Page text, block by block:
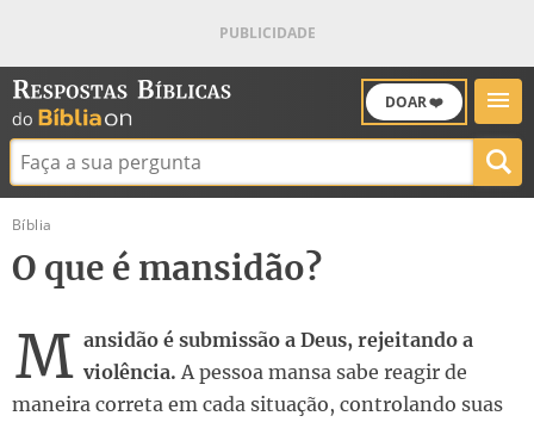
DOAR ❤️
Buscar:
Bíblia
O que é mansidão?
M ansidão é submissão a Deus, rejeitando a
violência. A pessoa mansa sabe reagir de
maneira correta em cada situação, controlando suas